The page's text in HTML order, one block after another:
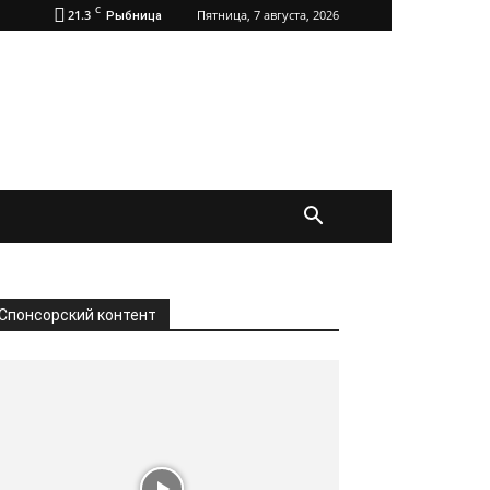
21.3 C Рыбница Пятница, 7 августа, 2026
контент